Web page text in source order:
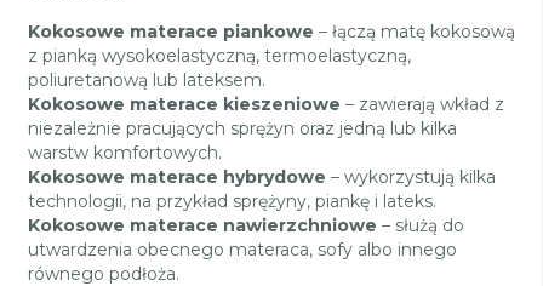
Kokosowe materace piankowe – łączą matę kokosową
z pianką wysokoelastyczną, termoelastyczną,
poliuretanową lub lateksem.
Kokosowe materace kieszeniowe – zawierają wkład z
niezależnie pracujących sprężyn oraz jedną lub kilka
warstw komfortowych.
Kokosowe materace hybrydowe – wykorzystują kilka
technologii, na przykład sprężyny, piankę i lateks.
Kokosowe materace nawierzchniowe – służą do
utwardzenia obecnego materaca, sofy albo innego
równego podłoża.